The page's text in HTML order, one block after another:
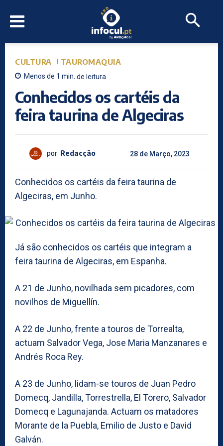
CULTURA TAUROMAQUIA
Menos de 1 min. de leitura
Conhecidos os cartéis da
feira taurina de Algeciras
por Redacção 28 de Março, 2023
Conhecidos os cartéis da feira taurina de
Algeciras, em Junho.
Já são conhecidos os cartéis que integram a
feira taurina de Algeciras, em Espanha.
A 21 de Junho, novilhada sem picadores, com
novilhos de Miguellín.
A 22 de Junho, frente a touros de Torrealta,
actuam Salvador Vega, Jose Maria Manzanares e
Andrés Roca Rey.
A 23 de Junho, lidam-se touros de Juan Pedro
Domecq, Jandilla, Torrestrella, El Torero, Salvador
Domecq e Lagunajanda. Actuam os matadores
Morante de la Puebla, Emilio de Justo e David
Galván.